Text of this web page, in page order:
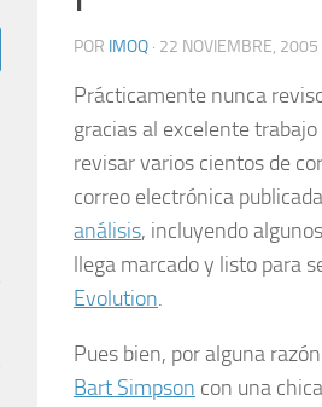
POR IMOQ · 22 NOVIEMBRE, 2005
Prácticamente nunca
gracias al excelentetrabajo
revisar varios cientos de
correo electrónica
análisis, incluyendo
llega marcado y listo para
Evolution.
Pues bien, por alguna
Bart Simpson con una